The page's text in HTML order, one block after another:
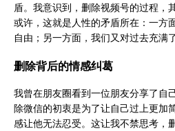
盾。我意识到，删除视频号的过程，
或许，这就是人性的矛盾所在：一方
自由；另一方面，我们又对过去充满
删除背后的情感纠葛
我曾在朋友圈看到一位朋友分享了自
除微信的初衷是为了让自己过上更加
感让他无法忍受。这让我不禁思考，